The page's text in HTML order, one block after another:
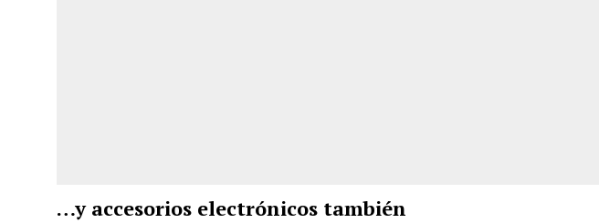
…y accesorios electrónicos también